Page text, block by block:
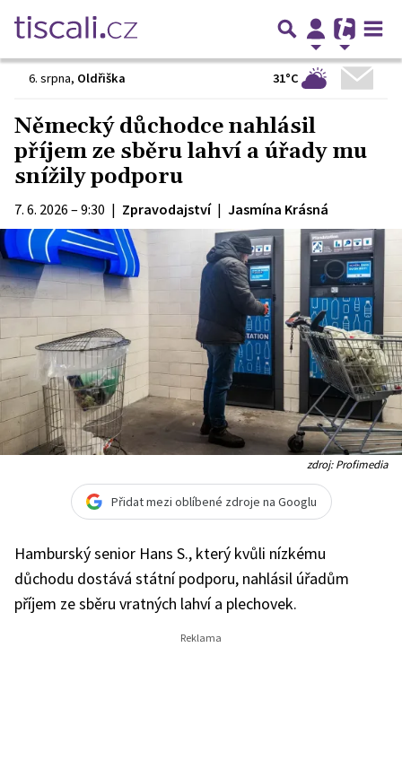
6. srpna, Oldřiška 31°C
Německý důchodce nahlásil
příjem ze sběru lahví a úřady mu
snížily podporu
7. 6. 2026 – 9:30 | Zpravodajství | Jasmína Krásná
zdroj: Profimedia
Přidat mezi oblíbené zdroje na Googlu
Hamburský senior Hans S., který kvůli nízkému
důchodu dostává státní podporu, nahlásil úřadům
příjem ze sběru vratných lahví a plechovek.